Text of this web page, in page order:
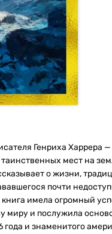
Генриха Харрера
мест на
о жизни,
почти
имела огромный
миру и послужила
и знаменитого